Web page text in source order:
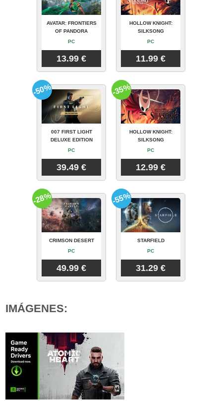
AVATAR: FRONTIERS
OF PANDORA
PC
13.99 €
HOLLOW KNIGHT:
SILKSONG
PC
11.99 €
007 FIRST LIGHT
DELUXE EDITION
PC
39.49 €
-50%
HOLLOW KNIGHT:
SILKSONG
PC
12.99 €
-35%
CRIMSON DESERT
PC
49.99 €
-28%
STARFIELD
PC
31.29 €
-55%
IMÁGENES: